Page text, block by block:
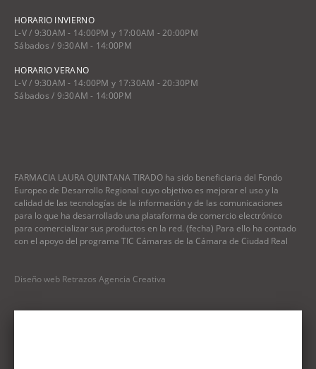
HORARIO INVIERNO
L-V / 9:30AM - 14:00PM y 17:00AM - 20:00PM
Sábados / 9:30AM - 14:00PM
HORARIO VERANO
L-V / 9:30AM - 14:00PM y 17:30AM - 20:30PM
Sábados / 9:30AM - 14:00PM
FARMACIA LAURA QUINTANA TIRADO ha sido beneficiaria del Fondo
Europeo de Desarrollo Regional cuyo objetivo es mejorar el uso y la
calidad de las tecnologías de la información y de las comunicaciones
para lo que ha desarrollado una plataforma de comercio electrónico
para comercializar sus productos en la red. (fecha) Para ello ha contado
con el apoyo del programa TIC Cámaras de la Cámara de Ciudad Real
Diseño web Retrazos Agencia Creativa